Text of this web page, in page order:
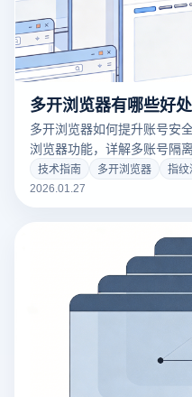
多开浏览器如何提升账号安
浏览器功能，详解多账号隔
实现稳定高效管理。
技术指南 多开浏览器
指纹
2026.01.27